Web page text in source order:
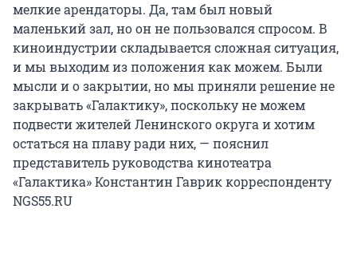
мелкие арендаторы. Да, там был новый
маленький зал, но он не пользовался спросом. В
киноиндустрии складывается сложная ситуация,
и мы выходим из положения как можем. Были
мысли и о закрытии, но мы приняли решение не
закрывать «Галактику», поскольку не можем
подвести жителей Ленинского округа и хотим
остаться на плаву ради них, — пояснил
представитель руководства кинотеатра
«Галактика» Константин Гаврик корреспонденту
NGS55.RU